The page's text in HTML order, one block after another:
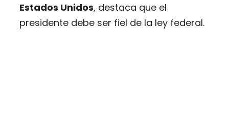
Estados Unidos, destaca que el
presidente debe ser fiel de la ley federal.